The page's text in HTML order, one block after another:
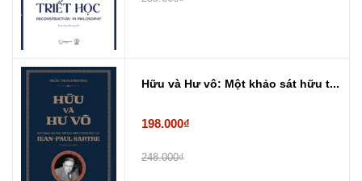
Hữu và Hư vô: Một khảo sát hữu t...
198.000₫
248.000₫